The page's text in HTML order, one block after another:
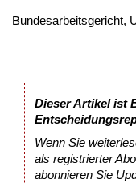
Bundesarbeitsgericht,
Dieser Artikel ist
Wenn Sie
als registrierter
abonnieren Sie